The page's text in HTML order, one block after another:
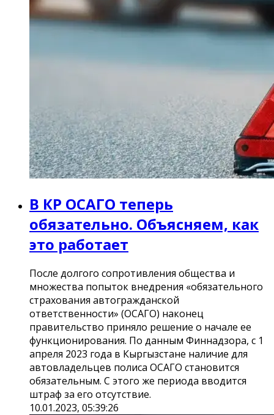
В КР ОСАГО теперь
обязательно. Объясняем, как
это работает
После долгого сопротивления общества и
множества попыток внедрения «обязательного
страхования автогражданской
ответственности» (ОСАГО) наконец
правительство приняло решение о начале ее
функционирования. По данным Финнадзора, с 1
апреля 2023 года в Кыргызстане наличие для
автовладельцев полиса ОСАГО становится
обязательным. С этого же периода вводится
штраф за его отсутствие.
10.01.2023, 05:39:26